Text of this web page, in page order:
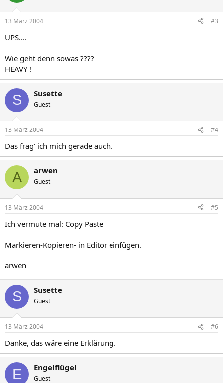
13 März 2004 #3
UPS....
Wie geht denn sowas ????
HEAVY !
S Susette
Guest
13 März 2004 #4
Das frag' ich mich gerade auch.
A arwen
Guest
13 März 2004 #5
Ich vermute mal: Copy Paste
Markieren-Kopieren- in Editor einfügen.
arwen
S Susette
Guest
13 März 2004 #6
Danke, das wäre eine Erklärung.
E Engelflügel
Guest